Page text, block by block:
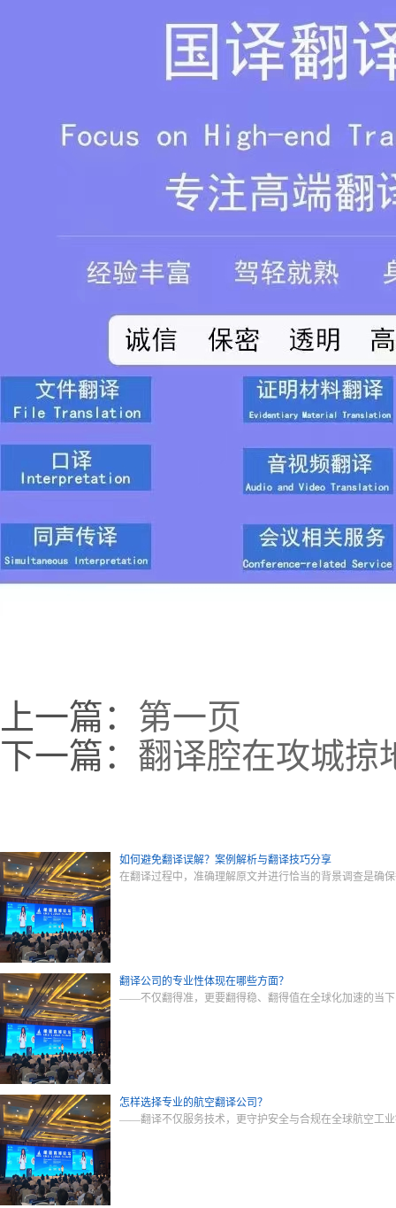
上一篇： 第一页
下一篇： 翻译腔在攻城掠
如何避免翻译误解？案例解析与翻译技巧分享
在翻译过程中，准确理解原文并进行恰当的背景调查是确
翻译公司的专业性体现在哪些方面？
——不仅翻得准，更要翻得稳、翻得值在全球化加速的当
怎样选择专业的航空翻译公司？
——翻译不仅服务技术，更守护安全与合规在全球航空工